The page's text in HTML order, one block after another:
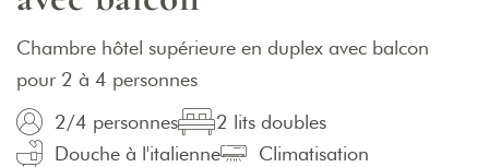
Chambre hôtel supérieure en duplex avec balcon
pour 2 à 4 personnes
2/4 personnes
2 lits doubles
Douche à l'italienne
Climatisation